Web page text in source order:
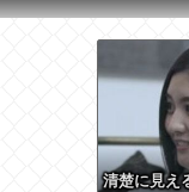
清楚に見え